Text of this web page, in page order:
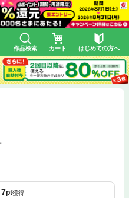
作品検索 カート はじめての方へ
7pt獲得